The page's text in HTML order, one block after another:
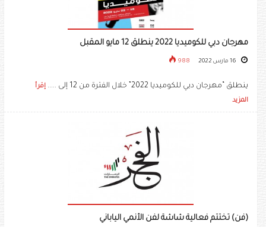
مهرجان دبي للكوميديا 2022 ينطلق 12 مايو المقبل
988
ينطلق “مهرجان دبي للكوميديا 2022” خلال الفترة من 12 إلى .....
إقرأ
المزيد
(فن) تختتم فعالية شاشة لفن الأنمي الياباني